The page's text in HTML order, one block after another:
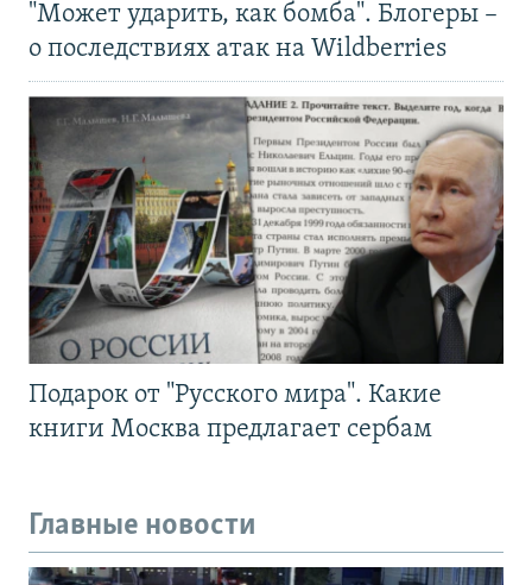
"Может ударить, как бомба". Блогеры –
о последствиях атак на Wildberries
Подарок от "Русского мира". Какие
книги Москва предлагает сербам
Главные новости